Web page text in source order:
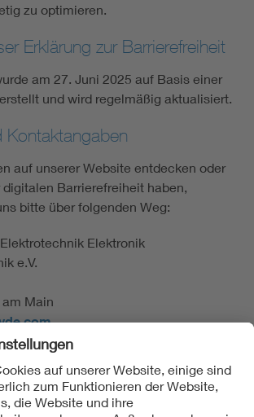
zu optimieren.
Erklärung zur Barrierefreiheit
am 27. Juni 2025 auf Basis einer
und wird regelmäßig aktualisiert.
Kontaktangaben
auf unserer Website entdecken oder
Barrierefreiheit haben,
bitte über folgenden Weg:
Elektronik
e.V.
Main